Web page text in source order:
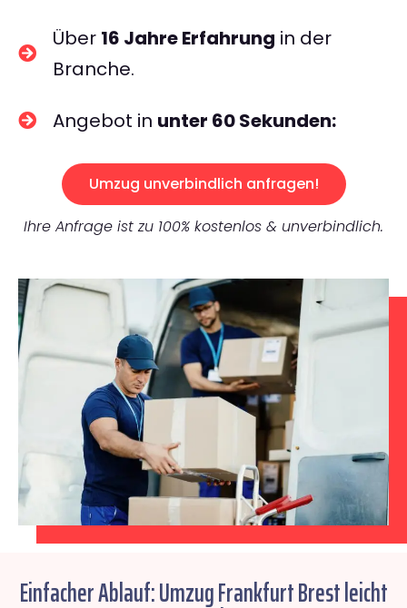
Über 16 Jahre Erfahrung in der
Branche.
Angebot in unter 60 Sekunden:
Umzug unverbindlich anfragen!
Ihre Anfrage ist zu 100% kostenlos & unverbindlich.
Einfacher Ablauf: Umzug Frankfurt Brest leicht